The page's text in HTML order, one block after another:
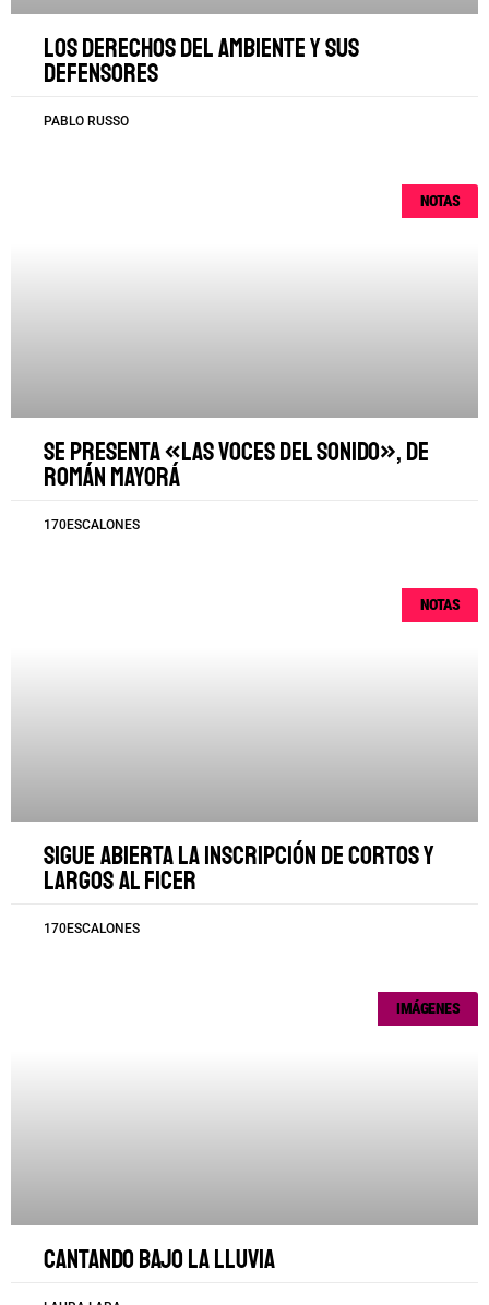
Los derechos del ambiente y sus
defensores
PABLO RUSSO
NOTAS
Se presenta «Las voces del sonido», de
Román Mayorá
170ESCALONES
NOTAS
Sigue abierta la inscripción de cortos y
largos al FICER
170ESCALONES
IMÁGENES
Cantando bajo la lluvia